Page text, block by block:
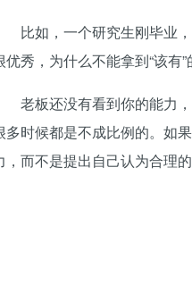
比如，一个研究生刚毕业
优秀，为什么不能拿到“该有
老板还没有看到你的能力
多时候都是不成比例的。如
，而不是提出自己认为合理的